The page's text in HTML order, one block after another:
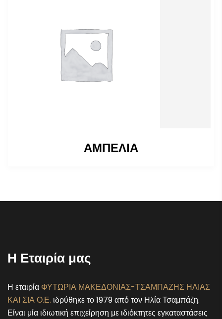
ΑΜΠΕΛΙΑ
Η Εταιρία μας
Η εταιρία ΦΥΤΩΡΙΑ ΜΑΚΕΔΟΝΙΑΣ-ΤΣΑΜΠΑΖΗΣ ΗΛΙΑΣ
ΚΑΙ ΣΙΑ Ο.Ε. ιδρύθηκε το 1979 από τον Ηλία Τσαμπάζη.
Είναι μία ιδιωτική επιχείρηση με ιδιόκτητες εγκαταστάσεις